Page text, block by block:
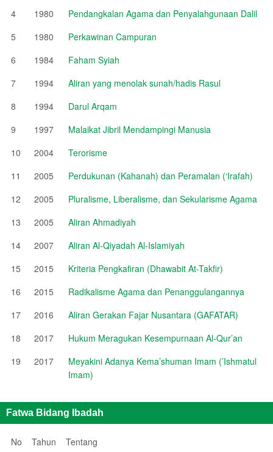
4
1980
Pendangkalan Agama dan Penyalahgunaan Dalil
5
1980
Perkawinan Campuran
6
1984
Faham Syiah
7
1994
Aliran yang menolak sunah/hadis Rasul
8
1994
Darul Arqam
9
1997
Malaikat Jibril Mendampingi Manusia
10
2004
Terorisme
11
2005
Perdukunan (Kahanah) dan Peramalan (‘Irafah)
12
2005
Pluralisme, Liberalisme, dan Sekularisme Agama
13
2005
Aliran Ahmadiyah
14
2007
Aliran Al-Qiyadah Al-Islamiyah
15
2015
Kriteria Pengkafiran (Dhawabit At-Takfir)
16
2015
Radikalisme Agama dan Penanggulangannya
17
2016
Aliran Gerakan Fajar Nusantara (GAFATAR)
18
2017
Hukum Meragukan Kesempurnaan Al-Qur’an
19
2017
Meyakini Adanya Kema’shuman Imam (’Ishmatul
Imam)
Fatwa Bidang Ibadah
No Tahun
Tentang